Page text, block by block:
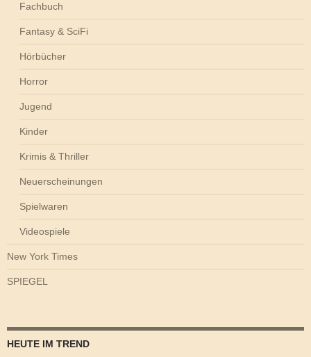
Fachbuch
Fantasy & SciFi
Hörbücher
Horror
Jugend
Kinder
Krimis & Thriller
Neuerscheinungen
Spielwaren
Videospiele
New York Times
SPIEGEL
HEUTE IM TREND